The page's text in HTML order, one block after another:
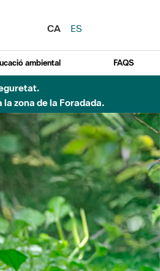
CA
ES
ambiental FAQS
sobre el riu